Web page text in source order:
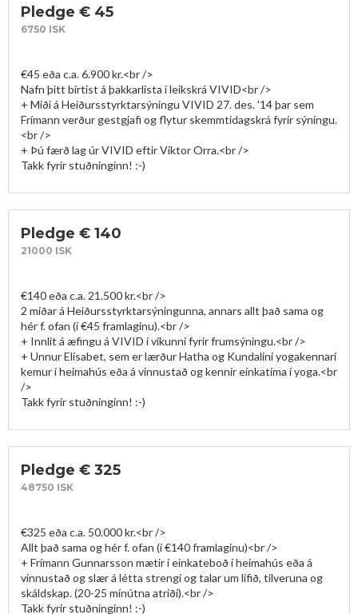
Pledge € 45
6750 ISK
€45 eða c.a. 6.900 kr.<br />
Nafn þitt birtist á þakkarlista í leikskrá VIVID<br />
+ Miði á Heiðursstyrktarsýningu VIVID 27. des. '14 þar sem
Frímann verður gestgjafi og flytur skemmtidagskrá fyrir sýningu.
<br />
+ Þú færð lag úr VIVID eftir Viktor Orra.<br />
Takk fyrir stuðninginn! :-)
Pledge € 140
21000 ISK
€140 eða c.a. 21.500 kr.<br />
2 miðar á Heiðursstyrktarsýningunna, annars allt það sama og
hér f. ofan (í €45 framlaginu).<br />
+ Innlit á æfingu á VIVID í vikunni fyrir frumsýningu.<br />
+ Unnur Elísabet, sem er lærður Hatha og Kundalini yogakennari
kemur í heimahús eða á vinnustað og kennir einkatíma í yoga.<br
/>
Takk fyrir stuðninginn! :-)
Pledge € 325
48750 ISK
€325 eða c.a. 50.000 kr.<br />
Allt það sama og hér f. ofan (í €140 framlaginu)<br />
+ Frímann Gunnarsson mætir í einkateboð í heimahús eða á
vinnustað og slær á létta strengi og talar um lífið, tilveruna og
skáldskap. (20-25 mínútna atriði).<br />
Takk fyrir stuðninginn! :-)